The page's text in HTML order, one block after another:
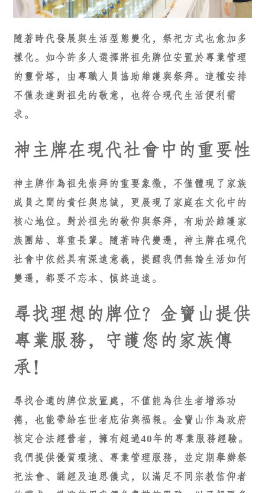
隨著時代發展與生活型態變化，祭祀方式也愈加多
樣化。如今許多人選擇將祖先牌位安置於專業管理
的靈骨塔，由專職人員協助維護與祭拜。這種安排
不僅表達對祖先的敬意，也符合現代生活便利需
求。
神主牌在現代社會中的重要性
神主牌作為祖先崇拜的重要象徵，不僅體現了家族
成員之間的責任與忠誠，更展現了家庭在文化中的
核心地位。對於祖先的敬仰與祭拜，有助於維護家
族團結、尊重長輩。隨著時代變遷，神主牌在現代
社會中依然具有深遠意義，提醒我們無論生活如何
變遷，都要不忘本、慎終追遠。
尋找理想的牌位？金寶山提供
專業服務，守護您的家族傳
承！
尋找合適的牌位放置處，不僅能為往生者增添功
德，也能帶給在世者庇佑與福報。金寶山作為政府
核定合法經營者，擁有超過40年的專業服務經驗。
我們提供優質環境、專業管理服務，並定期舉辦祭
祀法會、誦經及追思儀式，以滿足不同宗教信仰者